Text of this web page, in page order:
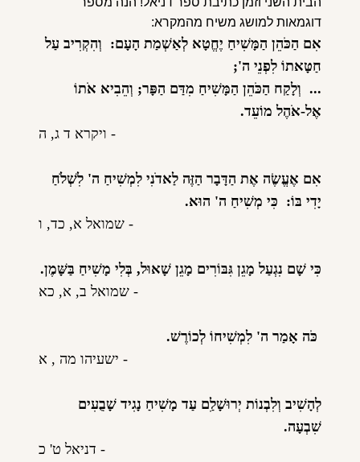
דוגמאות למושג משיח מהמקרא:
אִם הַכֹּהֵן הַמָּשִׁיחַ יֶחֱטָא לְאַשְׁמַת הָעָם: וְהִקְרִיב עַל
חַטָּאתוֹ לִפְנֵי ה';
... וְלָקַח הַכֹּהֵן הַמָּשִׁיחַ מִדַּם הַפָּר; וְהֵבִיא אֹתוֹ
אֶל-אֹהֶל מוֹעֵד.
- ויקרא ד ג, ה
אִם אֶעֱשֶׂה אֶת הַדָּבָר הַזֶּה לַאדֹנִי לִמְשִׁיחַ ה' לִשְׁלֹחַ
יָדִי בּוֹ: כִּי מְשִׁיחַ ה' הוּא.
- שמואל א, כד, ו
כִּי שָׁם נִגְעַל מָגֵן גִּבּוֹרִים מָגֵן שָׁאוּל, בְּלִי מָשִׁיחַ בַּשָּׁמֶן.
- שמואל ב, א, כא
כֹּה אָמַר ה' לִמְשִׁיחוֹ לְכוֹרֶשׁ.
- ישעיהו מה , א
לְהָשִׁיב וְלִבְנוֹת יְרוּשָׁלִַם עַד מָשִׁיחַ נָגִיד שָׁבֻעִים
שִׁבְעָה.
- דניאל ט' כ